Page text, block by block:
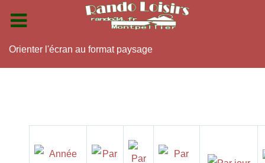
Orienter l'écran au format paysage